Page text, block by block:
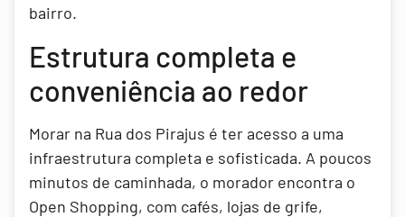
bairro.
Estrutura completa e
conveniência ao redor
Morar na Rua dos Pirajus é ter acesso a uma
infraestrutura completa e sofisticada. A poucos
minutos de caminhada, o morador encontra o
Open Shopping, com cafés, lojas de grife,